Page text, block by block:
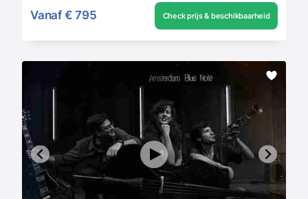
Vanaf € 795 Check prijs & beschikbaarheid